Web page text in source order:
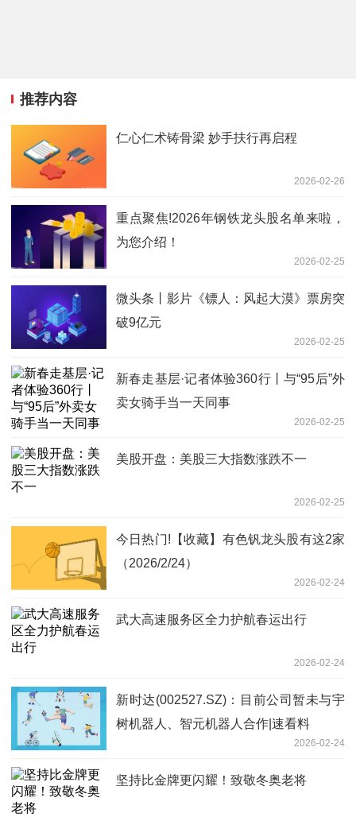
推荐内容
仁心仁术铸骨梁 妙手扶行再启程
2026-02-26
重点聚焦!2026年钢铁龙头股名单来啦，
为您介绍！
2026-02-25
微头条丨影片《镖人：风起大漠》票房突
破9亿元
2026-02-25
新春走基层·记者体验360行丨与“95后”外
卖女骑手当一天同事
2026-02-25
美股开盘：美股三大指数涨跌不一
2026-02-25
今日热门!【收藏】有色钒龙头股有这2家
（2026/2/24）
2026-02-24
武大高速服务区全力护航春运出行
2026-02-24
新时达(002527.SZ)：目前公司暂未与宇
树机器人、智元机器人合作|速看料
2026-02-24
坚持比金牌更闪耀！致敬冬奥老将